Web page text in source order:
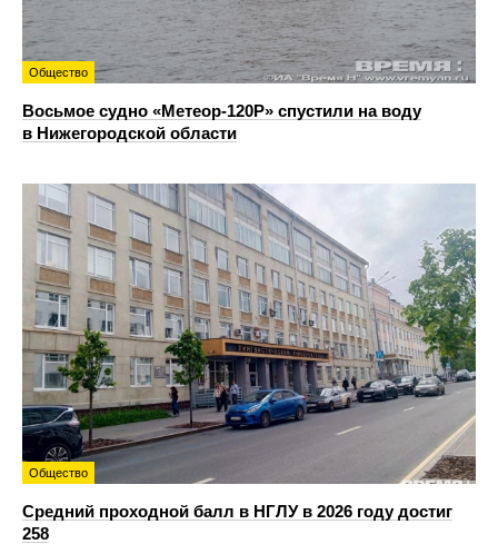
Общество
Восьмое судно «Метеор-120Р» спустили на воду
в Нижегородской области
Общество
Средний проходной балл в НГЛУ в 2026 году достиг
258